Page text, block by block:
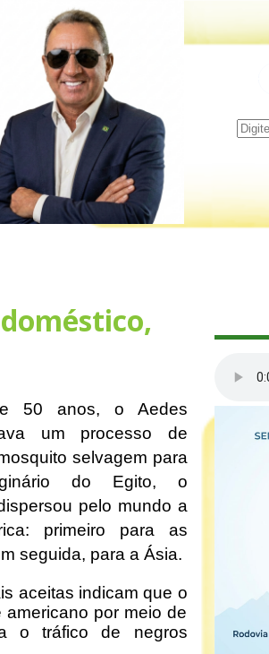
50 anos, o Aedes
um processo de
selvagem para
do Egito, o
pelo mundo a
primeiro para as
seguida, para a Ásia.
aceitas indicam que o
por meio de
o tráfico de negros